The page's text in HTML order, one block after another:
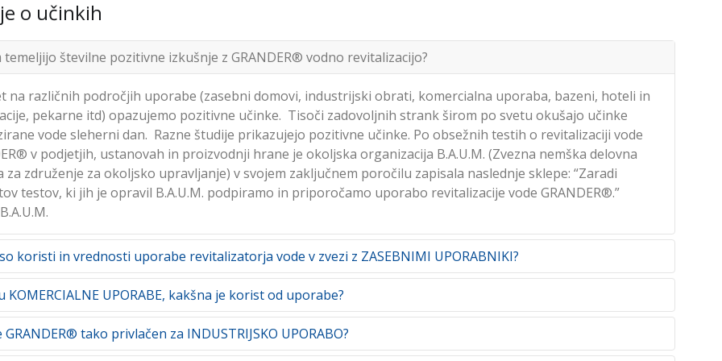
si brezplačno svetovanje brez omejitev že danes!
od stanja napeljave in zahtev stranke. Naložba v napravo za revitalizacijo vode GRANDER® je enkratna
ter stroškov elektrike.
o učinkih
temeljijo številne pozitivne izkušnje z GRANDER® vodno revitalizacijo?
na različnih področjih uporabe (zasebni domovi, industrijski obrati, komercialna uporaba, bazeni, hoteli in
pekarne itd) opazujemo pozitivne učinke. Tisoči zadovoljnih strank širom po svetu okušajo učinke
vode sleherni dan. Razne študije prikazujejo pozitivne učinke. Po obsežnih testih o revitalizaciji vode
v podjetjih, ustanovah in proizvodnji hrane je okoljska organizacija B.A.U.M. (Zvezna nemška delovna
za združenje za okoljsko upravljanje) v svojem zaključnem poročilu zapisala naslednje sklepe: “Zaradi
testov, ki jih je opravil B.A.U.M. podpiramo in priporočamo uporabo revitalizacije vode GRANDER®.”
koristi in vrednosti uporabe revitalizatorja vode v zvezi z ZASEBNIMI UPORABNIKI?
uporabe revitalizatorjev vode GRANDER® je področje pitne vode. Ljudje, ki cenijo kakovost pitne
posebej cenijo odličen okus revitalizirane vode, pa tudi občutek na koži ob kopanju ali tuširanju .
so zelo hitro osvojili tudi vrtičkarski zanesenjaki, saj njihove rastline zelo močno reagirajo na
vodo. Z vgradnjo GRANDER®-jeve naprave v ogrevalni sistem, ogrevalna voda v nekaj mesecih
KOMERCIALNE UPORABE, kakšna je korist od uporabe?
ni uporaba revitalizacije vode GRANDER® tako raznolika, kot v hotelih in restavracijah. Ločeno pitna
za tuširanje in kopanje, bazenska voda, ogrevalna voda, itd., je kuhinja posebno področje uporabe, saj
GRANDER® tako privlačen za INDUSTRIJSKO UPORABO?